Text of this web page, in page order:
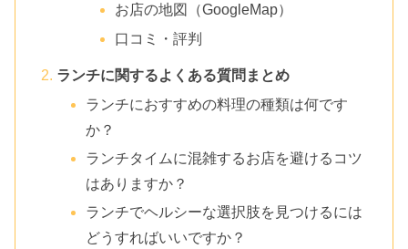
お店の地図（GoogleMap）
口コミ・評判
ランチに関するよくある質問まとめ
ランチにおすすめの料理の種類は何です
か？
ランチタイムに混雑するお店を避けるコツ
はありますか？
ランチでヘルシーな選択肢を見つけるには
どうすればいいですか？